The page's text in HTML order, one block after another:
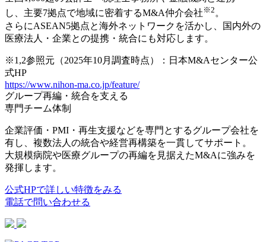
し、主要7拠点で地域に密着するM&A仲介会社 ※2。
さらにASEAN5拠点と海外ネットワーク を活かし、国内外の
医療法人・企業との提携・統合にも対応します。
※1,2参照元（2025年10月調査時点）：日本M&Aセンター公
式HP
https://www.nihon-ma.co.jp/feature/
グループ再編・統合を支える
専門チーム体制
企業評価・PMI・再生支援などを専門とするグループ会社を
有し、 複数法人の統合や経営再構築を一貫してサポート 。
大規模病院や医療グループの再編を見据えたM&Aに強みを
発揮します。
公式HPで詳しい特徴をみる
電話で問い合わせる